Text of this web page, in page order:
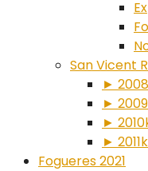
San Vicent
►
►
►
►
Fogueres 2021